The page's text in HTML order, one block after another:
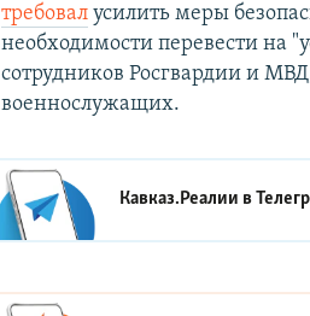
требовалусилить меры
необходимости перевести на
сотрудников Росгвардии и
военнослужащих.
Кавказ.Реалии в